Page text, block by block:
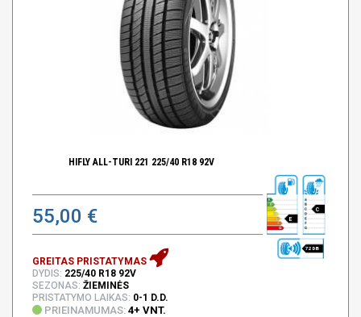
HIFLY ALL-TURI 221 225/40 R18 92V
55,00 € E
C
72 DB
GREITAS PRISTATYMAS
DYDIS: 225/40 R18 92V
SEZONAS: ŽIEMINĖS
PRISTATYMO LAIKAS: 0-1 D.D.
PRIEINAMUMAS: 4+ VNT.